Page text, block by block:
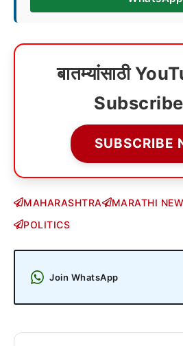
बातम्यांसाठी
Subscribe
SUBSCRIBE
MAHARASHTRA MARATHI
POLITICS
Join WhatsApp